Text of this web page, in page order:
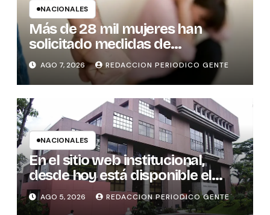
NACIONALES
Más de 28 mil mujeres han
solicitado medidas de
protección
AGO 7, 2026 REDACCION PERIODICO GENTE
NACIONALES
En el sitio web institucional,
desde hoy está disponible el
sistema “Matrimonio en Línea”
para los notarios del país
AGO 5, 2026 REDACCION PERIODICO GENTE